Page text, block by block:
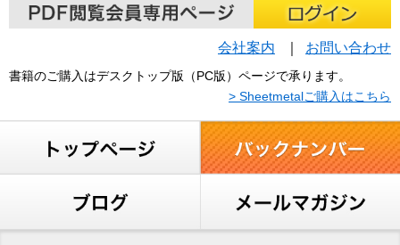
会社案内 お問い合わせ
書籍のご購入はデスクトップ版（PC版）ページで承ります。
> Sheetmetalご購入はこちら